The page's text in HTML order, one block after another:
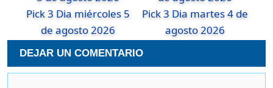
Pick 3 Dia miércoles 5
de agosto 2026
Pick 3 Dia martes 4 de
agosto 2026
DEJAR UN COMENTARIO